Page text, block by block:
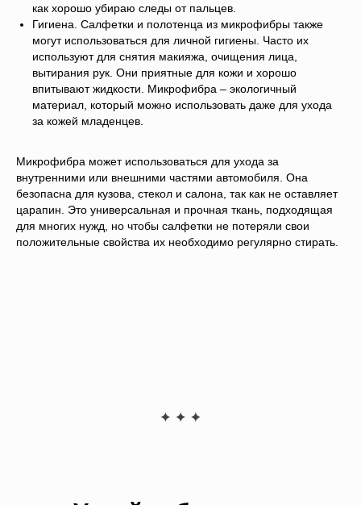
как хорошо убираю следы от пальцев.
Гигиена. Салфетки и полотенца из микрофибры также
могут использоваться для личной гигиены. Часто их
используют для снятия макияжа, очищения лица,
вытирания рук. Они приятные для кожи и хорошо
впитывают жидкости. Микрофибра – экологичный
материал, который можно использовать даже для ухода
за кожей младенцев.
Микрофибра может использоваться для ухода за
внутренними или внешними частями автомобиля. Она
безопасна для кузова, стекол и салона, так как не оставляет
царапин. Это универсальная и прочная ткань, подходящая
для многих нужд, но чтобы салфетки не потеряли свои
положительные свойства их необходимо регулярно стирать.